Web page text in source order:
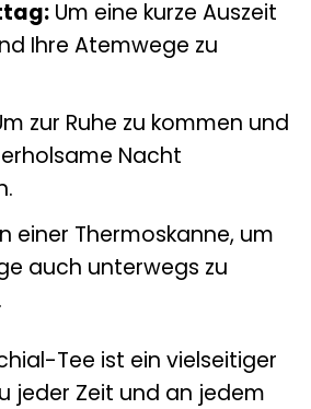
Um eine kurze Auszeit
Ihre Atemwege zu
zur Ruhe zu kommen und
Nacht
einer Thermoskanne, um
auch unterwegs zu
Tee ist ein vielseitiger
jeder Zeit und an jedem